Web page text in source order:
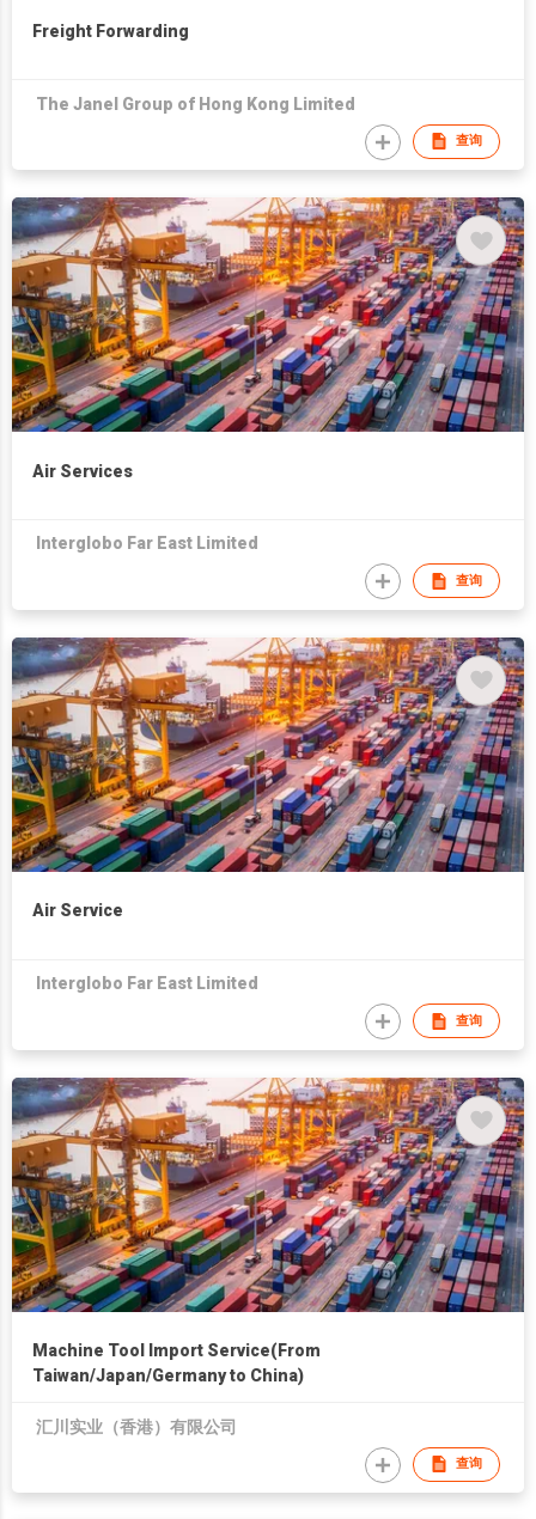
Freight Forwarding
The Janel Group of Hong Kong Limited
查询
Air Services
Interglobo Far East Limited
查询
Air Service
Interglobo Far East Limited
查询
Machine Tool Import Service(From
Taiwan/Japan/Germany to China)
汇川实业（香港）有限公司
查询